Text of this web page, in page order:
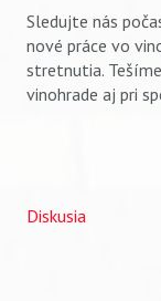
Sledujte nás
nové práce vo
stretnutia.
vinohrade aj pri
Diskusia